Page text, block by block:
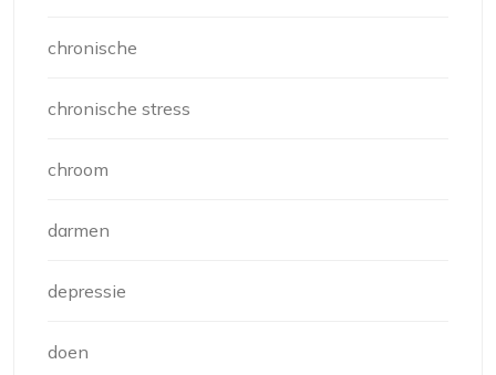
chronische
chronische stress
chroom
darmen
depressie
doen